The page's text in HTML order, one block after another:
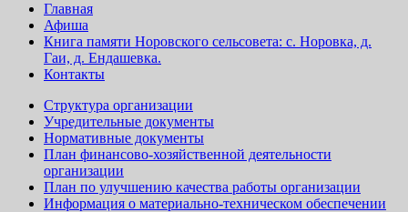
Главная
Афиша
Книга памяти Норовского сельсовета: с. Норовка, д.
Гаи, д. Ендашевка.
Контакты
Структура организации
Учредительные документы
Нормативные документы
План финансово-хозяйственной деятельности
организации
План по улучшению качества работы организации
Информация о материально-техническом обеспечении